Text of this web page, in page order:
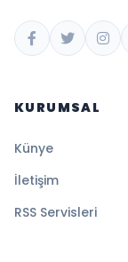
KURUMSAL
Künye
İletişim
RSS Servisleri